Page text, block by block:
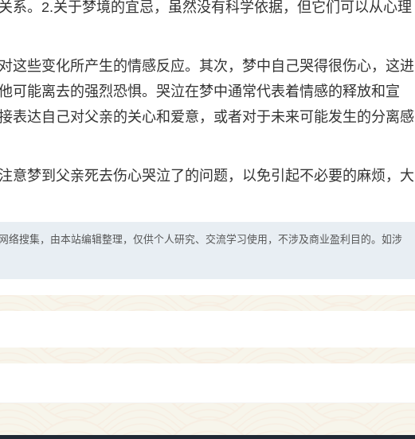
系。2.关于梦境的宜忌，虽然没有科学依据，但它们可以从心理
这些变化所产生的情感反应。其次，梦中自己哭得很伤心，这进
可能离去的强烈恐惧。哭泣在梦中通常代表着情感的释放和宣
表达自己对父亲的关心和爱意，或者对于未来可能发生的分离感
意梦到父亲死去伤心哭泣了的问题，以免引起不必要的麻烦，大
络搜集，由本站编辑整理，仅供个人研究、交流学习使用，不涉及商业盈利目的。如涉